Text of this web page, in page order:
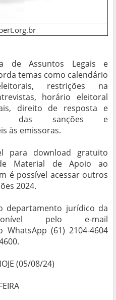
de Assuntos Legais e
temas como calendário
restrições na
horário eleitoral
direito de resposta e
das sanções e
às emissoras.
para download gratuito
Material de Apoio ao
é possível acessar outros
2024.
departamento jurídico da
pelo e-mail
WhatsApp (61) 2104-4604
(05/08/24)